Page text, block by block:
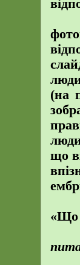
(на
що
«Що